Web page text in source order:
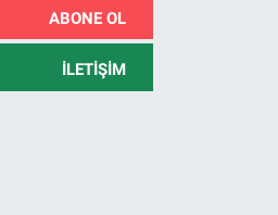
ABONE OL
İLETIŞIM